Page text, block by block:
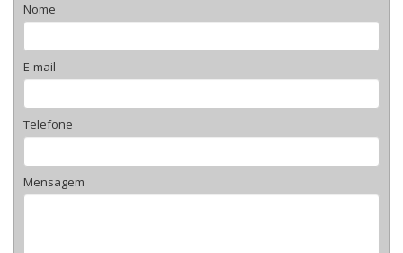
Nome
E-mail
Telefone
Mensagem